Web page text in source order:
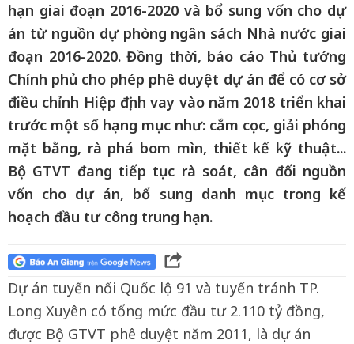
hạn giai đoạn 2016-2020 và bổ sung vốn cho dự
án từ nguồn dự phòng ngân sách Nhà nước giai
đoạn 2016-2020. Đồng thời, báo cáo Thủ tướng
Chính phủ cho phép phê duyệt dự án để có cơ sở
điều chỉnh Hiệp định vay vào năm 2018 triển khai
trước một số hạng mục như: cắm cọc, giải phóng
mặt bằng, rà phá bom mìn, thiết kế kỹ thuật...
Bộ GTVT đang tiếp tục rà soát, cân đối nguồn
vốn cho dự án, bổ sung danh mục trong kế
hoạch đầu tư công trung hạn.
Dự án tuyến nối Quốc lộ 91 và tuyến tránh TP.
Long Xuyên có tổng mức đầu tư 2.110 tỷ đồng,
được Bộ GTVT phê duyệt năm 2011, là dự án